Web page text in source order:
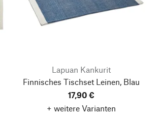
Lapuan Kankurit
Finnisches Tischset Leinen, Blau
17,90 €
+ weitere Varianten